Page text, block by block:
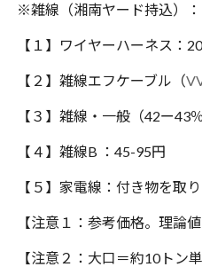
※雑線（湘南ヤード持込）
【１】ワイヤーハーネス：
【２】雑線エフケーブル（
【３】雑線・一般（42ー43
【４】雑線B ：45-95円
【５】家電線：付き物を取
【注意１：参考価格。理論
【注意２：大口＝約10トン